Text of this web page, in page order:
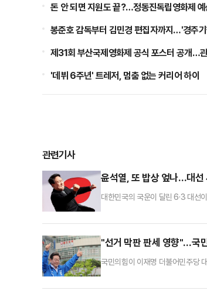
돈 안 되면 지원도 끝?…정동진독립영화제
봉준호 감독부터 김민경 편집자까지…'경주
제31회 부산국제영화제 공식 포스터 공개…
'데뷔 6주년' 트레저, 멈춤 없는 커리어 하이
관련기사
윤석열, 또 밥상 엎나…대선
대한민국의 국운이 달린 6·3 대선
개혁신당은 호기를 잡아 공세에
"선거 막판 판세 영향"…국
국민의힘이 이재명 더불어민주당
사자는 물론 이 후보와 배우자 김